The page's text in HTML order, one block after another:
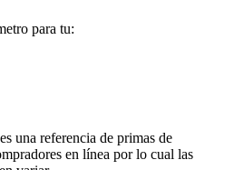
para tu:
una referencia de primas de
en línea por lo cual las